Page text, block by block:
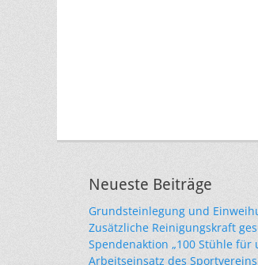
Neueste Beiträge
Grundsteinlegung und
Zusätzliche Reinigungskraft
Spendenaktion „100 Stühle für
Arbeitseinsatz des